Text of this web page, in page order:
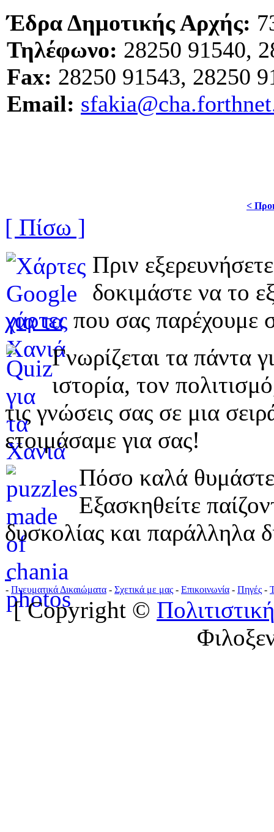
Έδρα Δημοτικής Αρχής:
Τηλέφωνο: 28250 91540,
Fax: 28250 91543, 28250
Email:
<
[ Πίσω ]
Πριν
δοκιμάστε να το
χάρτες που σας παρέχουμε
Γνωρίζεται τα πάντα
ιστορία, τον
τις γνώσεις σας σε μια
ετοιμάσαμε για σας!
Πόσο καλά
Εξασκηθείτε
δυσκολίας και παράλληλα
- Πνευματικά Δικαιώματα - Σχετικά με μας - Επικοινωνία - Πηγές -
[ Copyright ©